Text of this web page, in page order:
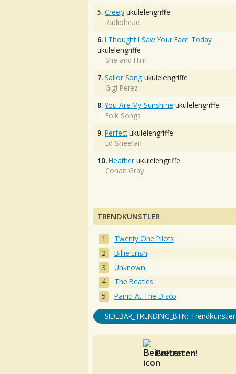
5. Creep ukulelengriffe
Radiohead
6. I Thought I Saw Your Face Today
ukulelengriffe
She and Him
7. Sailor Song ukulelengriffe
Gigi Perez
8. You Are My Sunshine ukulelengriffe
Folk Songs
9. Perfectukulelengriffe
Ed Sheeran
10. Heather ukulelengriffe
Conan Gray
TRENDKÜNSTLER
Twenty One Pilots
Billie Eilish
Unknown
The Beatles
Panic! At The Disco
SIDEBAR_TRENDING_BTN: Trendkünstler
Beitreten!